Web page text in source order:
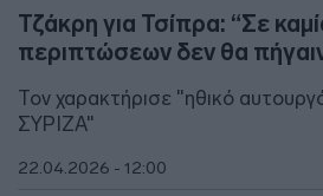
Τζάκρη για Τσίπρα: “Σε
περιπτώσεων δεν θα
Τον χαρακτήρισε "ηθικό
ΣΥΡΙΖΑ"
22.04.2026 - 12:00